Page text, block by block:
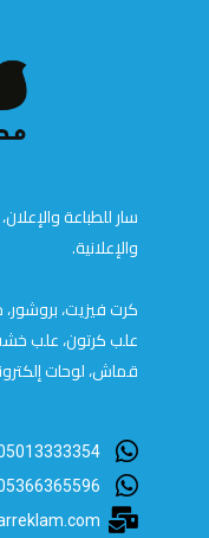
سار للطباعة
والإعلانية.
كرت فيزيت، بروشور،
علب كرتون، علب
قماش، لوحات